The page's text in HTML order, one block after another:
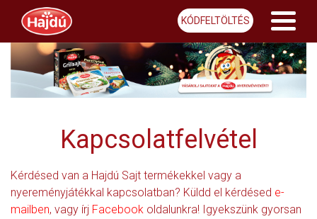
KÓDFELTÖLTÉS
Kapcsolatfelvétel
Kérdésed van a Hajdú Sajt termékekkel vagy a
nyereményjátékkal kapcsolatban? Küldd el kérdésed e-
mailben, vagy írj Facebook oldalunkra! Igyekszünk gyorsan